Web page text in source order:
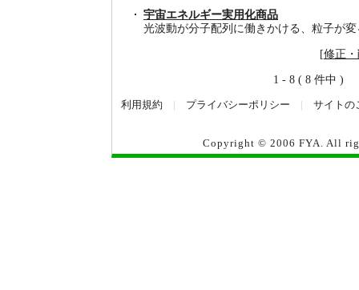
宇宙エネルギー実用化商品
光波動が分子配列に働きかける、粒子が
[修正
1 - 8 ( 8 件中 )
利用規約 プライバシーポリシー サイトの
Copyright © 2006 FYA. All